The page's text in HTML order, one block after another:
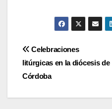
Navegación
de
entradas
Celebraciones
litúrgicas en la diócesis de
Córdoba